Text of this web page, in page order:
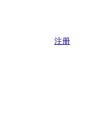
注册